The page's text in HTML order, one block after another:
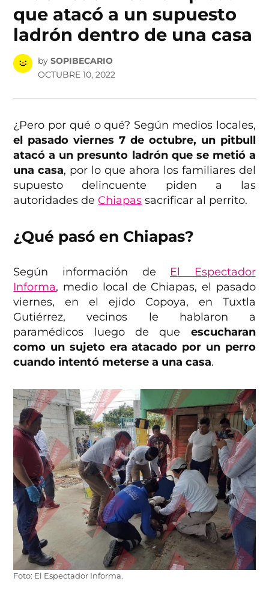
que atacó a un supuesto
ladrón dentro de una casa
by SOPIBECARIO
OCTUBRE 10, 2022
¿Pero por qué o qué? Según medios locales,
el pasado viernes 7 de octubre, un pitbull
atacó a un presunto ladrón que se metió a
una casa, por lo que ahora los familiares del
supuesto delincuente piden a las
autoridades de Chiapas sacrificar al perrito.
¿Qué pasó en Chiapas?
Según información de El Espectador
Informa, medio local de Chiapas, el pasado
viernes, en el ejido Copoya, en Tuxtla
Gutiérrez, vecinos le hablaron a
paramédicos luego de que escucharan
como un sujeto era atacado por un perro
cuando intentó meterse a una casa.
Foto: El Espectador Informa.